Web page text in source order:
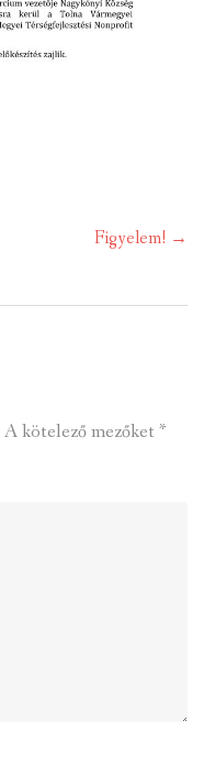
Figyelem! →
A kötelező mezőket *